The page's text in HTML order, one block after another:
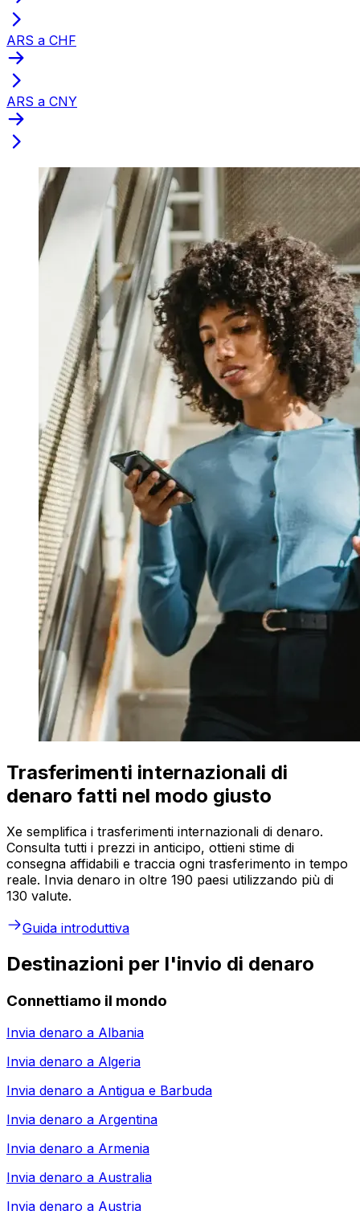
ARS a CHF
ARS a CNY
Trasferimenti internazionali di
denaro fatti nel modo giusto
Xe semplifica i trasferimenti internazionali di denaro.
Consulta tutti i prezzi in anticipo, ottieni stime di
consegna affidabili e traccia ogni trasferimento in tempo
reale. Invia denaro in oltre 190 paesi utilizzando più di
130 valute.
Guida introduttiva
Destinazioni per l'invio di denaro
Connettiamo il mondo
Invia denaro a Albania
Invia denaro a Algeria
Invia denaro a Antigua e Barbuda
Invia denaro a Argentina
Invia denaro a Armenia
Invia denaro a Australia
Invia denaro a Austria